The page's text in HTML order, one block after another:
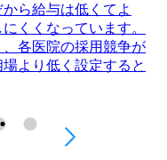
ら給与は低くてよ
くくなっています。
各医院の採用競争が
より低く設定すると